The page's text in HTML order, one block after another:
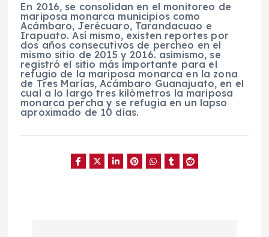
En 2016, se consolidan en el monitoreo de
mariposa monarca municipios como
Acámbaro, Jerécuaro, Tarandacuao e
Irapuato. Así mismo, existen reportes por
dos años consecutivos de percheo en el
mismo sitio de 2015 y 2016. asimismo, se
registró el sitio más importante para el
refugio de la mariposa monarca en la zona
de Tres Marías, Acámbaro Guanajuato, en el
cual a lo largo tres kilómetros la mariposa
monarca percha y se refugia en un lapso
aproximado de 10 días.